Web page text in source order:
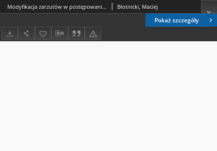
Pokaż szczegóły
Modyfikacja zarzutów w postępowaniu karnym Błotnicki, Maciej